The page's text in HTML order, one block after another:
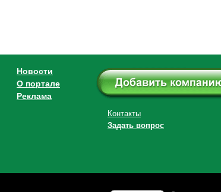
Новости
О портале
Реклама
Контакты
Задать вопрос